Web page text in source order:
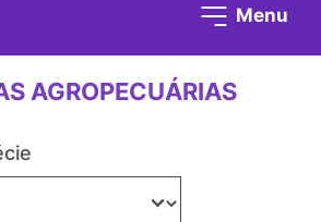
Menu
AGROPECUÁRIAS